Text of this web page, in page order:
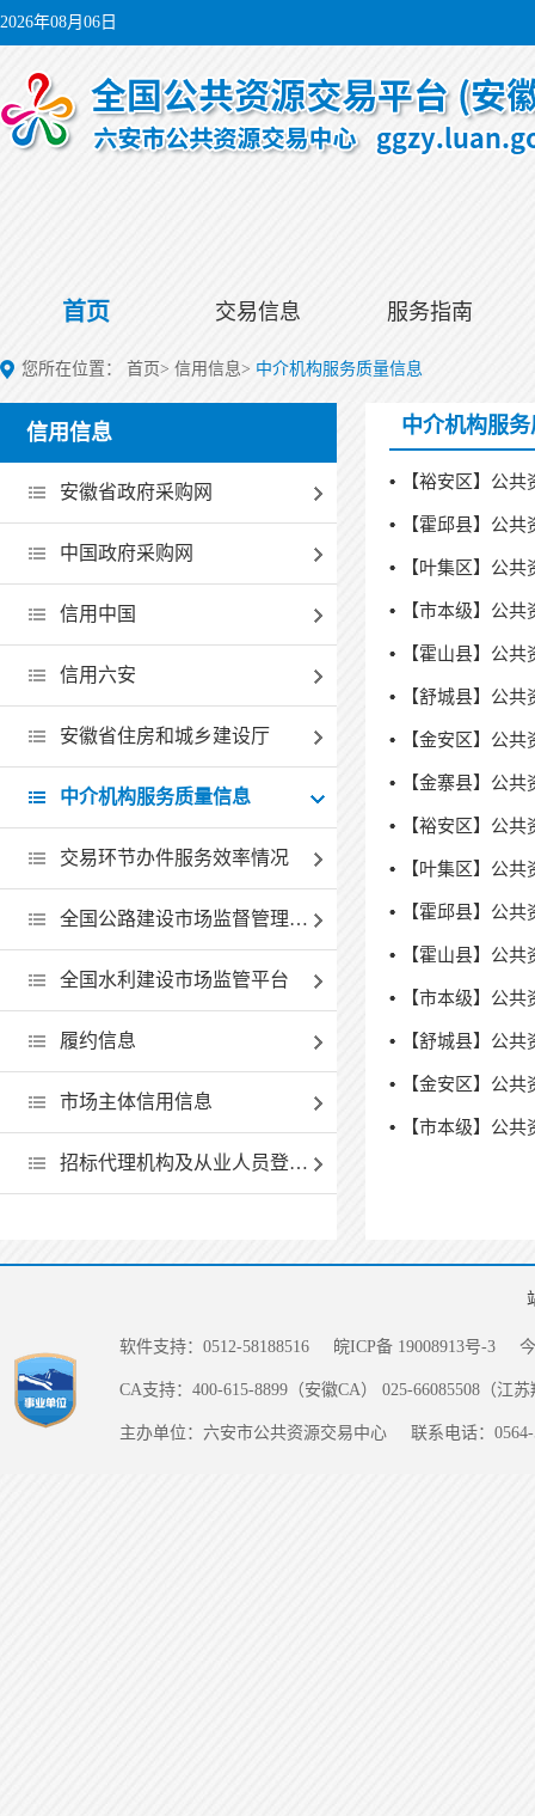
2026年08月06日
首页 交易信息 服务指南
您所在位置： 首页> 信用信息> 中介机构服务质量信息
信用信息
安徽省政府采购网
中国政府采购网
信用中国
信用六安
安徽省住房和城乡建设厅
中介机构服务质量信息
交易环节办件服务效率情况
全国公路建设市场监督管理查询系统
全国水利建设市场监管平台
履约信息
市场主体信用信息
招标代理机构及从业人员登记和履职情况一览表
中介机构服
【裕安区】公
【霍邱县】公
【叶集区】公
【市本级】公
【霍山县】公
【舒城县】公
【金安区】公
【金寨县】公
【裕安区】公
【叶集区】公
【霍邱县】公
【霍山县】公
【市本级】公
【舒城县】公
【金安区】公
【市本级】公
软件支持：0512-58188516 皖ICP备 19008913号-3
CA支持：400-615-8899（安徽CA） 025-66085508（江
主办单位：六安市公共资源交易中心 联系电话：0564-